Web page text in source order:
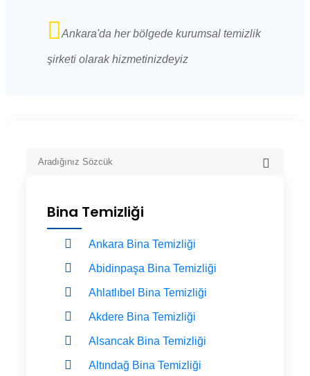
Ankara'da her bölgede kurumsal temizlik
şirketi olarak hizmetinizdeyiz
Bina Temizliği
Ankara Bina Temizliği
Abidinpaşa Bina Temizliği
Ahlatlıbel Bina Temizliği
Akdere Bina Temizliği
Alsancak Bina Temizliği
Altındağ Bina Temizliği